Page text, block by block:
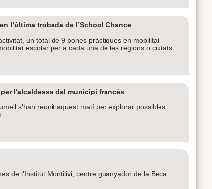
l’última trobada de l’School Chance
un total de 9 bones pràctiques en mobilitat
escolar per a cada una de les regions o ciutats
l'alcaldessa del municipi francès
s'han reunit aquest matí per explorar possibles
de l’Institut Montilivi, centre guanyador de la Beca